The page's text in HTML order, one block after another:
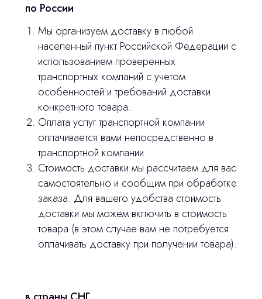
по России
Мы организуем доставку в любой
населенный пункт Российской Федерации с
использованием проверенных
транспортных компаний с учетом
особенностей и требований доставки
конкретного товара.
Оплата услуг транспортной компании
оплачивается вами непосредственно в
транспортной компании.
Стоимость доставки мы рассчитаем для вас
самостоятельно и сообщим при обработке
заказа. Для вашего удобства стоимость
доставки мы можем включить в стоимость
товара (в этом случае вам не потребуется
оплачивать доставку при получении товара).
Остались вопросы
оставьте контакты, мы свяжемся и
ответим на все вопросы
© 2024 ЛС Дентал Групп
Продукция